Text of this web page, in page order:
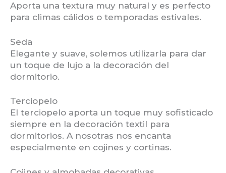
Aporta una textura muy natural y es perfecto
para climas cálidos o temporadas estivales.
Seda
Elegante y suave, solemos utilizarla para dar
un toque de lujo a la decoración del
dormitorio.
Terciopelo
El terciopelo aporta un toque muy sofisticado
siempre en la decoración textil para
dormitorios. A nosotras nos encanta
especialmente en cojines y cortinas.